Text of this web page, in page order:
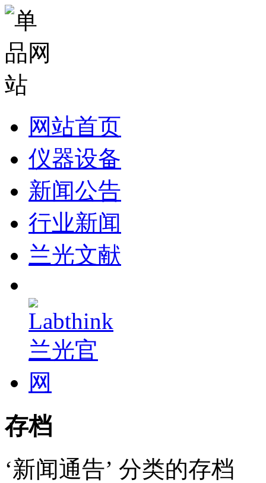
网站首页
仪器设备
新闻公告
行业新闻
兰光文献
存档
‘新闻通告’ 分类的存档